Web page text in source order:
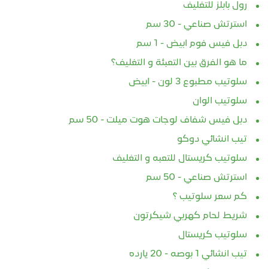
رول بابلز للتغليف
استرتش صناعي - 30 سم
دبل فيس فوم ابيض - 1 سم
ما هو الفرق بين التعبئة و التغليف؟
سلوتيب مطبوع 3 لون - ابيض
سلوتيب الوان
دبل فيس شفاف لوجات هوت ميلت - 50 سم
تيب انشائي دوكو
سلوتيب كريستال للتعبه و التغليف
استرتش صناعي - 50 سم
كم سعر سلوتيب ؟
شريط لحام كهربي شيكرتون
سلوتيب كريستال
تيب انشائي 1 بوصه - 20 يارده